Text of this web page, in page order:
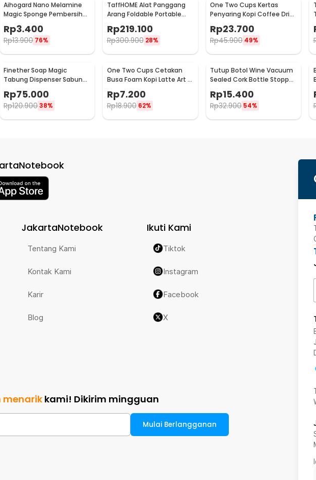
Aihogard Nano Melamine
Magic Sponge Pembersih
Karat Besi - CW62
Rp3.400
Rp13.900 76%
TaffHOME Alat Panggang
Arang Foldable Portable
HWSK77
Rp219.100
Rp300.900 28%
One Two Cups Kertas
Penyaring Kopi Coffee Drip
Bag Paper Filter 50PCS -
T111
Rp23.700
Rp45.900 49%
Finether Soap Magic
Tabung Dispenser Sabun
Rp75.000
Rp120.90038%
One Two Cups Cetakan
Busa Foam Kopi Latte Art 16
Rp7.200
Rp18.900 62%
Tutup Botol Wine Vacuum
Sealed Cork Bottle Stopper
Rp15.400
Rp32.900 54%
JakartaNotebook
Tentang Kami
Kontak Kami
Karir
Blog
Ikuti Kami
Tiktok
Instagram
Facebook
X
menarik kami! Dikirim mingguan
Mulai Berlangganan